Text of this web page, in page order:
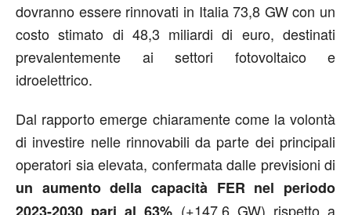
dovranno essere rinnovati in Italia 73,8 GW con un
costo stimato di 48,3 miliardi di euro, destinati
prevalentemente ai settori fotovoltaico e
idroelettrico.
Dal rapporto emerge chiaramente come la volontà
di investire nelle rinnovabili da parte dei principali
operatori sia elevata, confermata dalle previsioni di
un aumento della capacità FER nel periodo
(+147,6 GW) rispetto a